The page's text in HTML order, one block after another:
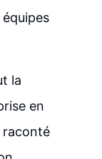
la
en
raconté